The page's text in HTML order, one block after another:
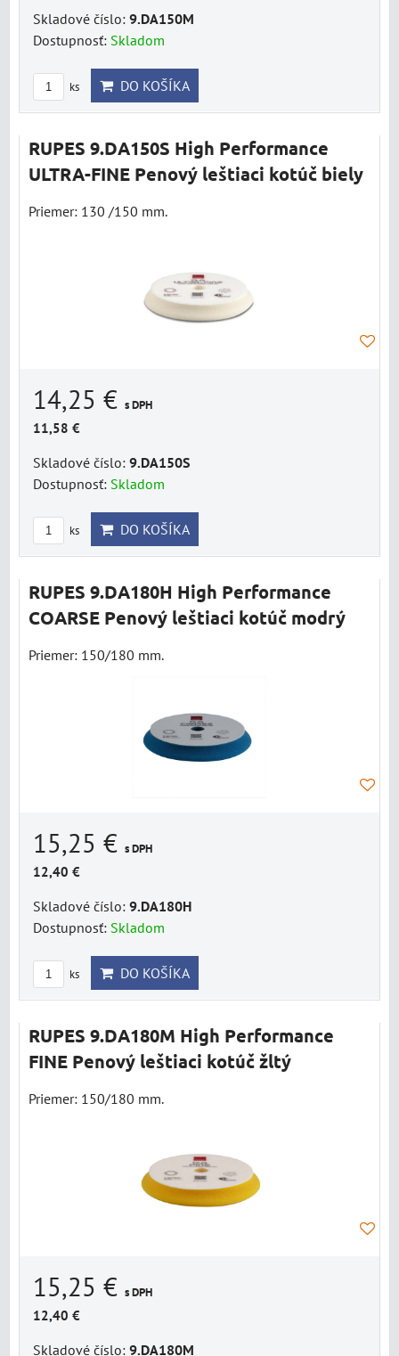
Skladové číslo: 9.DA150M
Dostupnosť: Skladom
ks DO KOŠÍKA
RUPES 9.DA150S High Performance
ULTRA-FINE Penový leštiaci kotúč biely
Priemer: 130 /150 mm.
14,25 € s DPH
11,58 €
Skladové číslo: 9.DA150S
Dostupnosť: Skladom
ks DO KOŠÍKA
RUPES 9.DA180H High Performance
COARSE Penový leštiaci kotúč modrý
Priemer: 150/180 mm.
15,25 € s DPH
12,40 €
Skladové číslo: 9.DA180H
Dostupnosť: Skladom
ks DO KOŠÍKA
RUPES 9.DA180M High Performance
FINE Penový leštiaci kotúč žltý
Priemer: 150/180 mm.
15,25 € s DPH
12,40 €
Skladové číslo: 9.DA180M